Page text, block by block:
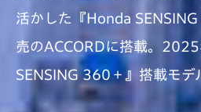
活かした『Honda
売のACCORDに搭載。
2025
SENSING 360＋』搭載モデ